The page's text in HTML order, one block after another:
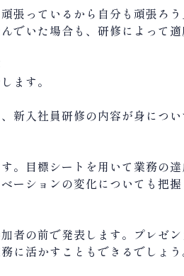
張っているから自分も頑張ろ
でいた場合も、研修によって
ます。
新入社員研修の内容が身につ
。目標シートを用いて業務の
ーションの変化についても把
者の前で発表します。プレゼ
に活かすこともできるでしょう